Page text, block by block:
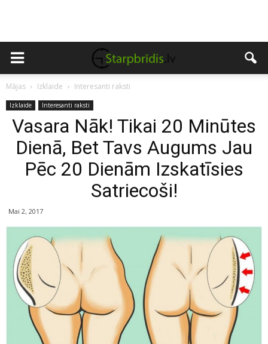
Mājas Izklaide Interesanti raksti
Izklaide Interesanti raksti
Vasara Nāk! Tikai 20 Minūtes
Dienā, Bet Tavs Augums Jau
Pēc 20 Dienām Izskatīsies
Satriecoši!
Mai 2, 2017